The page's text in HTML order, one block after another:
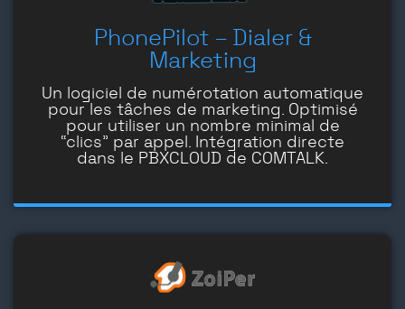
PhonePilot – Dialer &
Marketing
Un logiciel de numérotation automatique
pour les tâches de marketing. Optimisé
pour utiliser un nombre minimal de
“clics” par appel. Intégration directe
dans le PBXCLOUD de COMTALK.